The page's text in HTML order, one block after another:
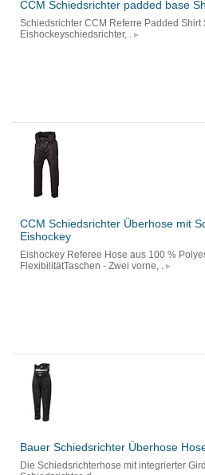
CCM Schiedsrichter padded base
Schiedsrichter CCM Referre Padded
Eishockeyschiedsrichter, .
CCM Schiedsrichter Überhose mit
Eishockey
Eishockey Referee Hose aus 100 %
FlexibilitätTaschen - Zwei vorne, .
Bauer Schiedsrichter Überhose
Die Schiedsrichterhose mit integrierter